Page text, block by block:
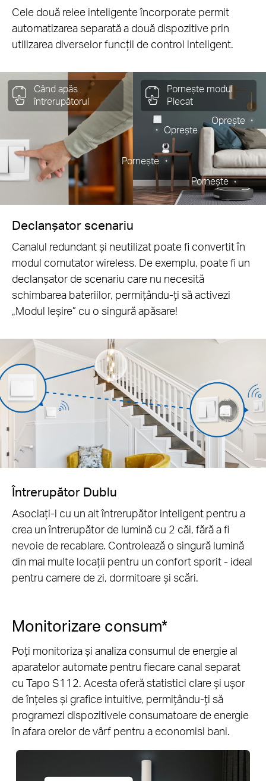
Cele două relee inteligente încorporate permit
automatizarea separată a două dispozitive prin
utilizarea diverselor funcții de control inteligent.
Când apăs
întrerupătorul
Pornește modul
Plecat
Pornește
Oprește
Oprește
Pornește
Declanșator scenariu
Canalul redundant și neutilizat poate fi convertit în
modul comutator wireless. De exemplu, poate fi un
declanșator de scenariu care nu necesită
schimbarea bateriilor, permițându-ți să activezi
„Modul Ieșire” cu o singură apăsare!
Întrerupător Dublu
Asociați-l cu un alt întrerupător inteligent pentru a
crea un întrerupător de lumină cu 2 căi, fără a fi
nevoie de recablare. Controlează o singură lumină
din mai multe locații pentru un confort sporit - ideal
pentru camere de zi, dormitoare și scări.
Monitorizare consum*
Poți monitoriza și analiza consumul de energie al
aparatelor automate pentru fiecare canal separat
cu Tapo S112. Acesta oferă statistici clare și ușor
de înțeles și grafice intuitive, permițându-ți să
programezi dispozitivele consumatoare de energie
în afara orelor de vârf pentru a economisi bani.